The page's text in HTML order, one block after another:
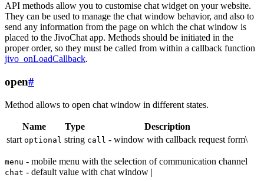
API methods allow you to customise chat widget on your website.
They can be used to manage the chat window behavior, and also to
send any information from the page on which the chat window is
placed to the JivoChat app. Methods should be initiated in the
proper order, so they must be called from within a callback function
jivo_onLoadCallback.
open#
Method allows to open chat window in different states.
Name Type
Description
start optional string call - window with callback request form\
menu - mobile menu with the selection of communication channel
chat - default value with chat window |